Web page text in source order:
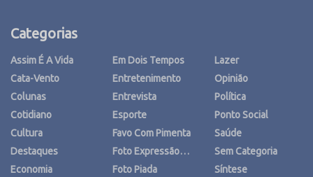
Categorias
Assim É A Vida
Cata-Vento
Colunas
Cotidiano
Cultura
Destaques
Economia
Em Dois Tempos
Entretenimento
Entrevista
Esporte
Favo Com Pimenta
Foto Expressão…
Foto Piada
Lazer
Opinião
Política
Ponto Social
Saúde
Sem Categoria
Síntese